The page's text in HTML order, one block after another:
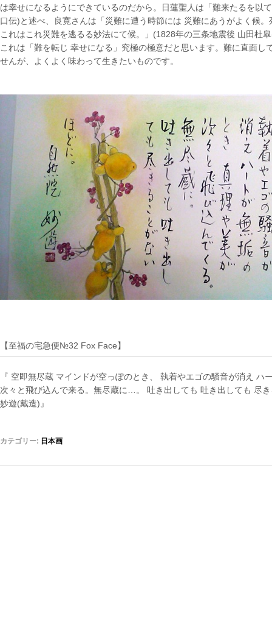
は幸せになるようにできているのだから。日蓮聖人は「難来たるを以
口伝)と述べ、良寛さんは「災難に遭う時節には 災難にあうがよく候
これはこれ災難を逃るる妙法にて候。」(1828年の三条地震後 山田
これは「難を転じ 幸せになる」究極の極意だと思います。難に直面し
せんが、よくよく味わって生きたいものです。
【至福の宅急便№32 Fox Face】
『 空即無尽蔵 マインドが空っぽのとき、 執着やエゴの騒音が消え ハ
次々と飛び込んで来る。無尽蔵に…。 吐き出しても 吐き出しても 尽
妙遊(戴造)』
カテゴリー: 日本画